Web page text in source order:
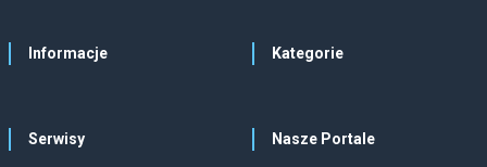
Informacje Kategorie
Serwisy Nasze Portale